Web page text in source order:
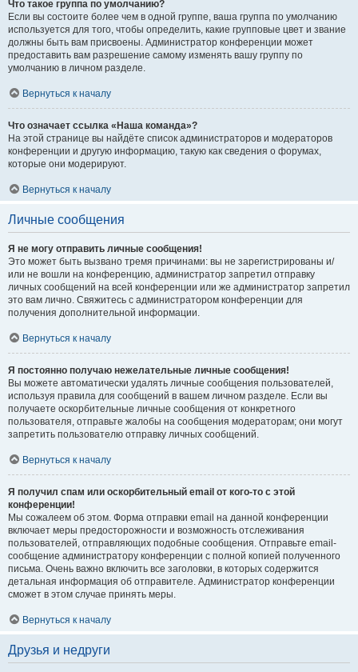
Что такое группа по умолчанию?
Если вы состоите более чем в одной группе, ваша группа по умолчанию
используется для того, чтобы определить, какие групповые цвет и звание
должны быть вам присвоены. Администратор конференции может
предоставить вам разрешение самому изменять вашу группу по
умолчанию в личном разделе.
Вернуться к началу
Что означает ссылка «Наша команда»?
На этой странице вы найдёте список администраторов и модераторов
конференции и другую информацию, такую как сведения о форумах,
которые они модерируют.
Вернуться к началу
Личные сообщения
Я не могу отправить личные сообщения!
Это может быть вызвано тремя причинами: вы не зарегистрированы и/
или не вошли на конференцию, администратор запретил отправку
личных сообщений на всей конференции или же администратор запретил
это вам лично. Свяжитесь с администратором конференции для
получения дополнительной информации.
Вернуться к началу
Я постоянно получаю нежелательные личные сообщения!
Вы можете автоматически удалять личные сообщения пользователей,
используя правила для сообщений в вашем личном разделе. Если вы
получаете оскорбительные личные сообщения от конкретного
пользователя, отправьте жалобы на сообщения модераторам; они могут
запретить пользователю отправку личных сообщений.
Вернуться к началу
Я получил спам или оскорбительный email от кого-то с этой
конференции!
Мы сожалеем об этом. Форма отправки email на данной конференции
включает меры предосторожности и возможность отслеживания
пользователей, отправляющих подобные сообщения. Отправьте email-
сообщение администратору конференции с полной копией полученного
письма. Очень важно включить все заголовки, в которых содержится
детальная информация об отправителе. Администратор конференции
сможет в этом случае принять меры.
Вернуться к началу
Друзья и недруги